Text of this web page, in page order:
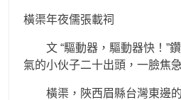
橫渠年夜儒張載祠
文 “驅動器，驅動器快！”鑽
氣的小伙子二十出頭，一臉焦
橫渠，陜西眉縣台灣東邊的